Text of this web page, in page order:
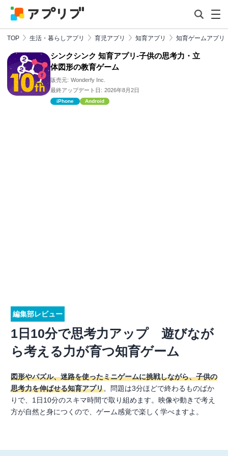
TOP 生活・暮らしアプリ 育児アプリ 知育アプリ 知育ゲームアプリ
シンクシンク 知育アプリ-子供の思考力・立
体図形の教育ゲーム
販売元: Wonderfy Inc.
最終アップデート日: 2026年8月2日
iPhone Android
編集部レビュー
1日10分で思考力アップ 遊びなが
ら考える力が育つ知育ゲーム
図形やパズル、迷路を使ったミニゲームに挑戦しながら、子供の
思考力を伸ばせる知育アプリ。問題は3分ほどで終わるものばか
りで、1日10分のスキマ時間で取り組めます。映像や動きで考え
方が自然と身につくので、ゲーム感覚で楽しく学べますよ。